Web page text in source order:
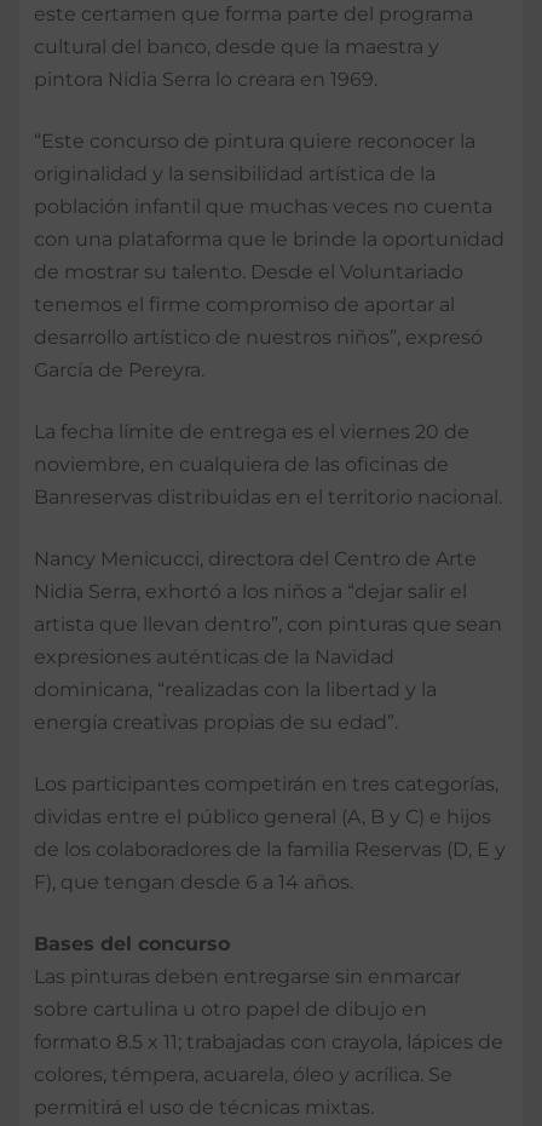
este certamen que forma parte del programa
cultural del banco, desde que la maestra y
pintora Nidia Serra lo creara en 1969.
“Este concurso de pintura quiere reconocer la
originalidad y la sensibilidad artística de la
población infantil que muchas veces no cuenta
con una plataforma que le brinde la oportunidad
de mostrar su talento. Desde el Voluntariado
tenemos el firme compromiso de aportar al
desarrollo artístico de nuestros niños”, expresó
García de Pereyra.
La fecha límite de entrega es el viernes 20 de
noviembre, en cualquiera de las oficinas de
Banreservas distribuidas en el territorio nacional.
Nancy Menicucci, directora del Centro de Arte
Nidia Serra, exhortó a los niños a “dejar salir el
artista que llevan dentro”, con pinturas que sean
expresiones auténticas de la Navidad
dominicana, “realizadas con la libertad y la
energía creativas propias de su edad”.
Los participantes competirán en tres categorías,
dividas entre el público general (A, B y C) e hijos
de los colaboradores de la familia Reservas (D, E y
F), que tengan desde 6 a 14 años.
Bases del concurso
Las pinturas deben entregarse sin enmarcar
sobre cartulina u otro papel de dibujo en
formato 8.5 x 11; trabajadas con crayola, lápices de
colores, témpera, acuarela, óleo y acrílica. Se
permitirá el uso de técnicas mixtas.